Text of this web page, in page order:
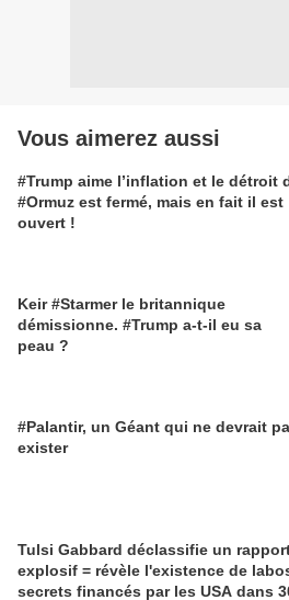
Vous aimerez aussi
#Trump aime l’inflation et le détroit
#Ormuz est fermé, mais en fait il est
ouvert !
Keir #Starmer le britannique
démissionne. #Trump a-t-il eu sa
peau ?
#Palantir, un Géant qui ne devrait
exister
Tulsi Gabbard déclassifie un
explosif = révèle l'existence de
secrets financés par les USA dans